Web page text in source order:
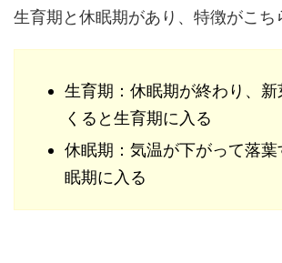
生育期と休眠期があり、特徴がこ
生育期：休眠期が終わり、新
くると生育期に入る
休眠期：気温が下がって落葉
眠期に入る